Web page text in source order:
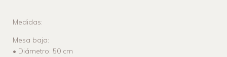
Medidas:
Mesa baja:
• Diámetro: 50 cm